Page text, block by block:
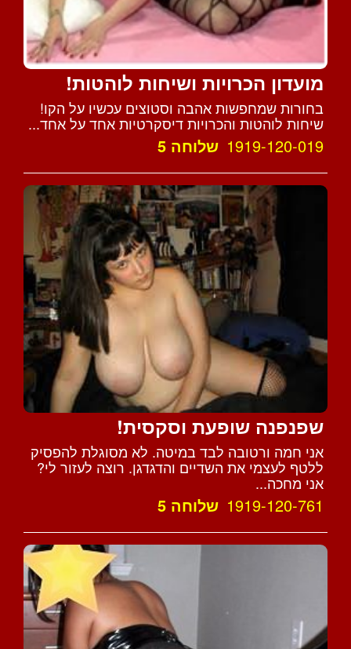
מועדון הכרויות ושיחות לוהטות!
בחורות שמחפשות אהבה וסטוצים עכשיו על הקו!
שיחות לוהטות והכרויות דיסקרטיות אחד על אחד...
1919-120-019 שלוחה 5
שפנפנה שופעת וסקסית!
אני חמה ורטובה לבד במיטה. לא מסוגלת להפסיק
ללטף לעצמי את השדיים והדגדגן. רוצה לעזור לי?
אני מחכה...
1919-120-761 שלוחה 5